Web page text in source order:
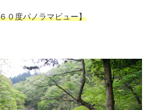
０度パノラマビュー】